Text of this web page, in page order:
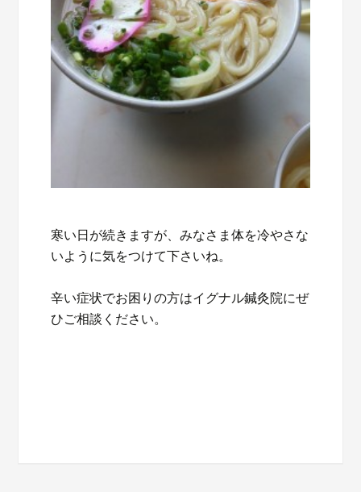
寒い日が続きますが、みなさま体を冷やさな
いように気をつけて下さいね。
辛い症状でお困りの方はイグナル鍼灸院にぜ
ひご相談ください。